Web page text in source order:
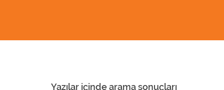
Yazılar içinde arama sonuçları